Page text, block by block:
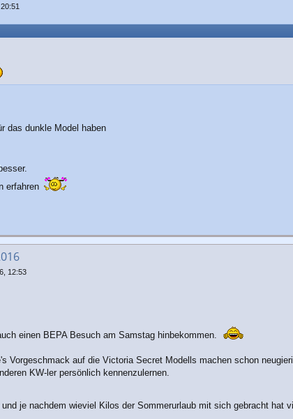
das dunkle Model haben
erfahren
12:53
einen BEPA Besuch am Samstag hinbekommen.
Vorgeschmack auf die Victoria Secret Modells machen schon
KW-ler persönlich kennenzulernen.
je nachdem wieviel Kilos der Sommerurlaub mit sich gebracht hat